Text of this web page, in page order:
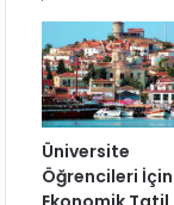
Üniversite
Öğrencileri İçin